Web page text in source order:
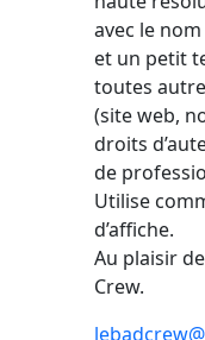
avec le
et un petit
toutes
(site web,
droits
de
Utilise
d’affiche.
Au plaisir
Crew.